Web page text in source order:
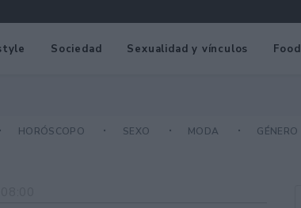
Sociedad Sexualidad y vínculos Food
HORÓSCOPO SEXO MODA GÉNERO